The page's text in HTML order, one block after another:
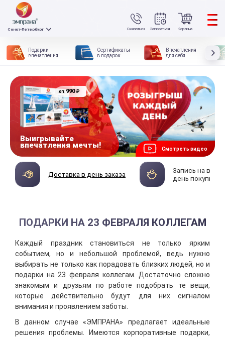
Связаться
Санкт-Петербург Записаться Корзина
Подарки
впечатления
Сертификаты
в подарок
Впечатления
для себя
Смотреть видео
от 990₽
Выигрывайте
впечатления мечты!
Доставка в день заказа
Запись на
день покупки
ПОДАРКИ НА 23 ФЕВРАЛЯ КОЛЛЕГАМ
Каждый праздник становиться не только ярким
событием, но и небольшой проблемой, ведь нужно
выбирать не только как порадовать близких людей, но и
подарки на 23 февраля коллегам. Достаточно сложно
знакомым и друзьям по работе подобрать те вещи,
которые действительно будут для них сигналом
внимания и проявлением заботы.
В данном случае «ЭМПРАНА» предлагает идеальные
решения проблемы. Имеются корпоративные подарки,